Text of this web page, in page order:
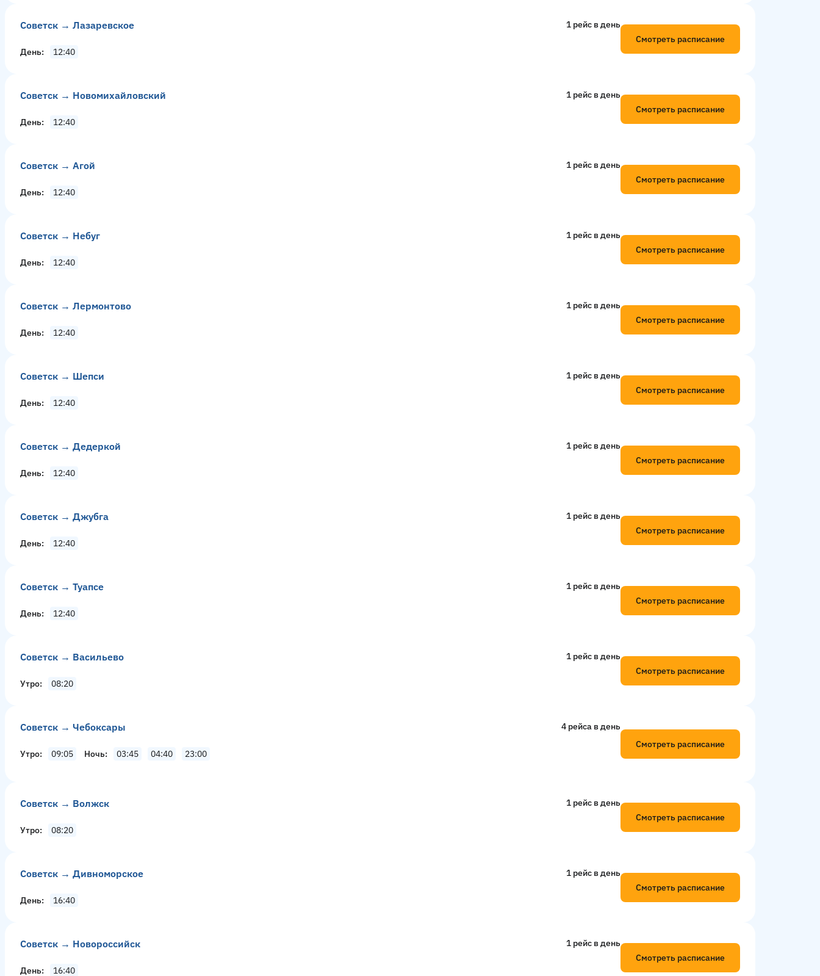
Советск → Лазаревское 1 рейс в день
День 12:40
Смотреть расписание
Советск → Новомихайловский 1 рейс в день
День 12:40
Смотреть расписание
Советск → Агой 1 рейс в день
День 12:40
Смотреть расписание
Советск → Небуг 1 рейс в день
День 12:40
Смотреть расписание
Советск → Лермонтово 1 рейс в день
День 12:40
Смотреть расписание
Советск → Шепси 1 рейс в день
День 12:40
Смотреть расписание
Советск → Дедеркой 1 рейс в день
День 12:40
Смотреть расписание
Советск → Джубга 1 рейс в день
День 12:40
Смотреть расписание
Советск → Туапсе 1 рейс в день
День 12:40
Смотреть расписание
Советск → Васильево 1 рейс в день
Утро 08:20
Смотреть расписание
Советск → Чебоксары 4 рейсa в день
Утро 09:05 Ночь 03:45 04:40 23:00
Смотреть расписание
Советск → Волжск 1 рейс в день
Утро 08:20
Смотреть расписание
Советск → Дивноморское 1 рейс в день
День 16:40
Смотреть расписание
Советск → Новороссийск 1 рейс в день
День 16:40
Смотреть расписание